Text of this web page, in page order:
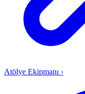
Atölye Ekipmanı ›